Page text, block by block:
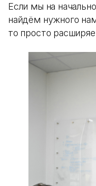
Если мы на
найдём нужного
то просто